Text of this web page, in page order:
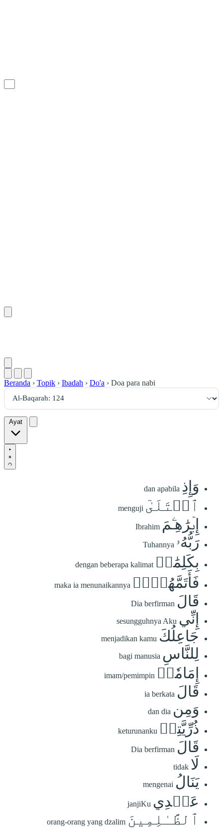
Beranda › Topik › Ibadah › Do'a › Doa para nabi
Ayat
وَإِذِ dan apabila
ٱبۡتَلَىٰٓ menguji
إِبۡرَٰهِـۧمَ Ibrahim
رَبُّهُۥ Tuhannya
بِكَلِمَٰتٖ dengan beberapa kalimat
فَأَتَمَّهُنَّۖ maka ia menunaikannya
قَالَ Dia berfirman
إِنِّي sesungguhnya Aku
جَاعِلُكَ menjadikan kamu
لِلنَّاسِ bagi manusia
إِمَامٗاۖ imam/pemimpin
قَالَ ia berkata
وَمِن dan dia
ذُرِّيَّتِيۖ keturunanku
قَالَ Dia berfirman
لَا tidak
يَنَالُ mengenai
عَهۡدِي janjiKu
ٱلظَّـٰلِمِينَ orang-orang yang dzalim